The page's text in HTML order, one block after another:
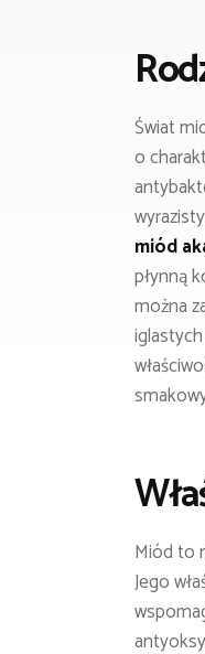
Świat
o
miód
płynną
można
Miód to
Jego